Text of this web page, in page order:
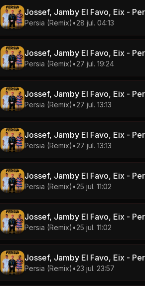
Jossef, Jamby El Favo, Eix -
Persia (Remix) •28 jul. 04:13
Jossef, Jamby El Favo, Eix -
Persia (Remix) •27 jul. 19:24
Jossef, Jamby El Favo, Eix -
Persia (Remix) •27 jul. 13:13
Jossef, Jamby El Favo, Eix -
Persia (Remix) •27 jul. 13:13
Jossef, Jamby El Favo, Eix -
Persia (Remix) •25 jul. 11:02
Jossef, Jamby El Favo, Eix -
Persia (Remix) •25 jul. 11:02
Jossef, Jamby El Favo, Eix -
Persia (Remix) •23 jul. 23:57